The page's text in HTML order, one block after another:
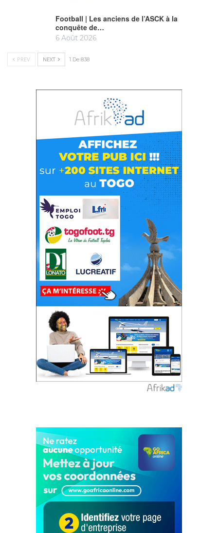
Football | Les anciens de l’ASCK à la
conquête de…
6 Août 2026
PREV NEXT 1 De 838